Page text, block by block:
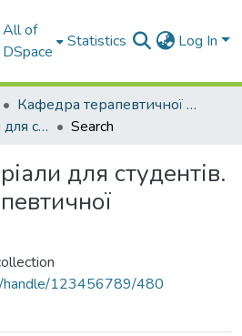
All of
DSpace
Statistics Log In
Кафедра терапевтичної стоматології
Лекційні матеріали для студентів. Кафедра терапевтичної стоматології
Search
для студентів.
handle/123456789/480